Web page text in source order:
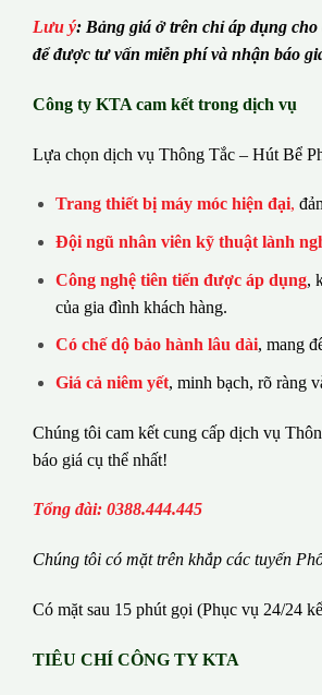
Lưu ý: Bảng giá ở trên chỉ áp dụng
để được tư vấn miễn phí và nhận báo
Công ty KTA cam kết trong dịch vụ
Lựa chọn dịch vụ Thông Tắc – Hút Bể
Trang thiết bị máy móc hiện đại,
Đội ngũ nhân viên kỹ thuật lành
Công nghệ tiên tiến được áp dụng,
của gia đình khách hàng.
Có chế dộ bảo hành lâu dài, mang
Giá cả niêm yết, minh bạch, rõ ràng
Chúng tôi cam kết cung cấp dịch vụ
báo giá cụ thể nhất!
Tổng đài: 0388.444.445
Chúng tôi có mặt trên khắp các tuyến Ph
Có mặt sau 15 phút gọi (Phục vụ 24/24
TIÊU CHÍ CÔNG TY KTA